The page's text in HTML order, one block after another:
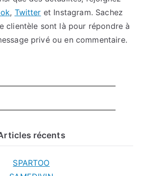
, Twitter et Instagram. Sachez
clientèle sont là pour répondre à
privé ou en commentaire.
récents
SPARTOO